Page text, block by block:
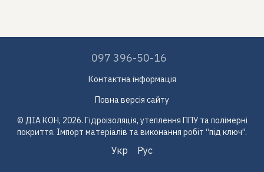
097 396-50-16
Контактна інформація
Повна версія сайту
© ДІА КОН, 2026. Гідроізоляція, утеплення ППУ та полімерні
покриття. Імпорт матеріалів та виконання робіт “під ключ”.
Укр Рус